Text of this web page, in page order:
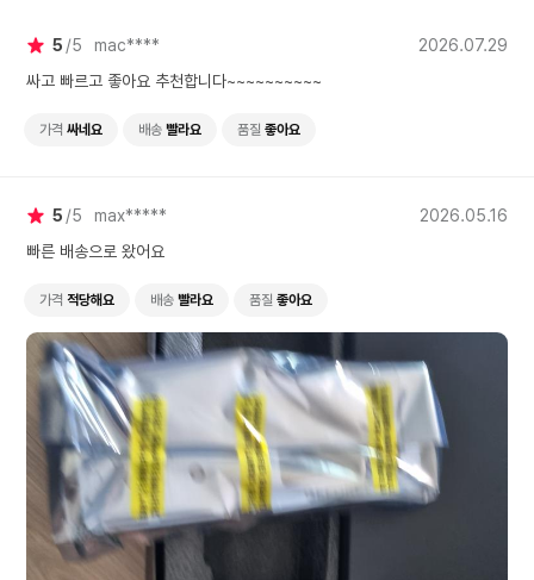
5 5 mac****
2026.07.29
싸고 빠르고 좋아요 추천합니다~~~~~~~~~~
가격 싸네요 배송 빨라요 품질 좋아요
5 5 max*****
2026.05.16
빠른 배송으로 왔어요
가격 적당해요 배송 빨라요 품질 좋아요